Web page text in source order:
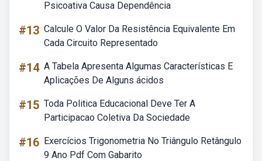
Psicoativa Causa Dependência
#13 Calcule O Valor Da Resistência Equivalente Em
Cada Circuito Representado
#14 A Tabela Apresenta Algumas Características E
Aplicações De Alguns ácidos
#15 Toda Politica Educacional Deve Ter A
Participacao Coletiva Da Sociedade
#16 Exercícios Trigonometria No Triângulo Retângulo
9 Ano Pdf Com Gabarito